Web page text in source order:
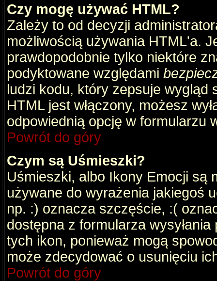
Czy mogę używać HTML?
Zależy to od decyzji
możliwością używania HTML'a.
prawdopodobnie tylko niektóre
podyktowane względami
ludzi kodu, który zepsuje wygląd
HTML jest włączony, możesz
odpowiednią opcję w formularzu
Powrót do góry
Czym są Uśmieszki?
Uśmieszki, albo Ikony Emocji są
używane do wyrażenia jakiegoś
np. :) oznacza szczęście, :(
dostępna z formularza
tych ikon, ponieważ mogą
może zdecydować o usunięciu
Powrót do góry